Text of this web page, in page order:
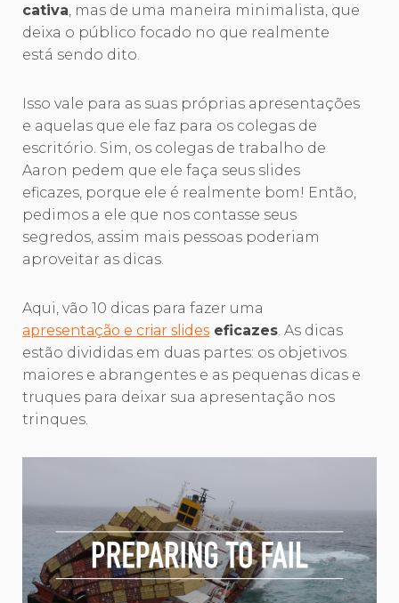
cativa, mas de uma maneira minimalista, que
deixa o público focado no que realmente
está sendo dito.
Isso vale para as suas próprias apresentações
e aquelas que ele faz para os colegas de
escritório. Sim, os colegas de trabalho de
Aaron pedem que ele faça seus slides
eficazes, porque ele é realmente bom! Então,
pedimos a ele que nos contasse seus
segredos, assim mais pessoas poderiam
aproveitar as dicas.
Aqui, vão 10 dicas para fazer uma
apresentação e criar slides eficazes. As dicas
estão divididas em duas partes: os objetivos
maiores e abrangentes e as pequenas dicas e
truques para deixar sua apresentação nos
trinques.